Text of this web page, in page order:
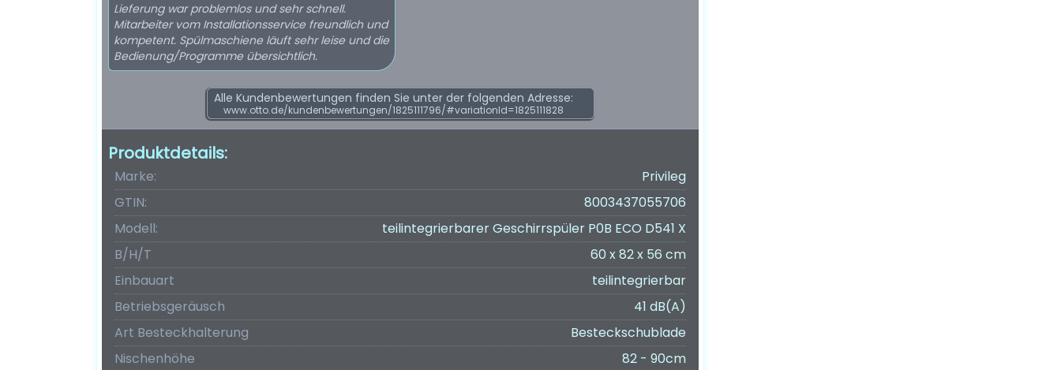
Lieferung war problemlos und sehr schnell.
Mitarbeiter vom Installationsservice freundlich und
kompetent. Spülmaschiene läuft sehr leise und die
Bedienung/Programme übersichtlich.
Alle Kundenbewertungen finden Sie unter der folgenden Adresse:
www.otto.de/kundenbewertungen/1825111796/#variationId=1825111828
Produktdetails:
Marke:
Privileg
GTIN:
8003437055706
Modell:
teilintegrierbarer Geschirrspüler P0B ECO D541 X
B/H/T
60 x 82 x 56 cm
Einbauart
teilintegrierbar
Betriebsgeräusch
41 dB(A)
Art Besteckhalterung
Besteckschublade
Nischenhöhe
82 - 90cm